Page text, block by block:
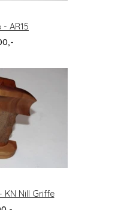
AR15
Nill Griffe